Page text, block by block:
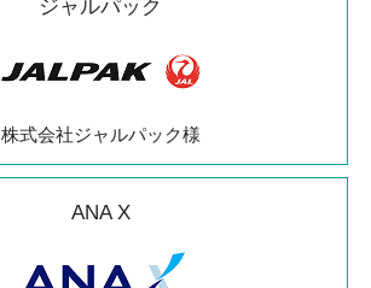
ジャルパック
株式会社ジャルパック様
ANA X